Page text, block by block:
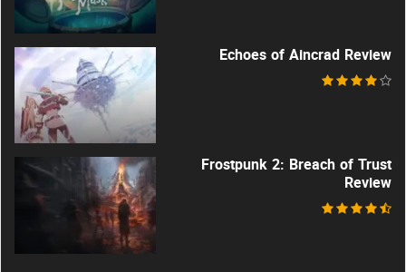
Echoes of Aincrad Review
Frostpunk 2: Breach of Trust
Review